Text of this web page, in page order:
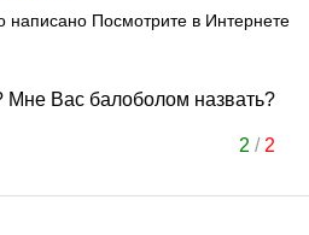
написано Посмотрите в Интернете
Мне Вас балоболом назвать?
2 / 2